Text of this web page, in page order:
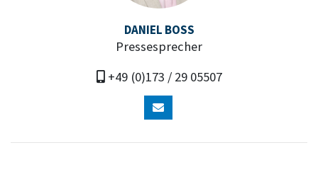
DANIEL BOSS
Pressesprecher
+49 (0)173 / 29 05507